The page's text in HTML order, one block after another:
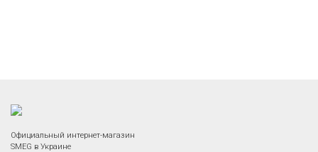
Официальный интернет-магазин
SMEG в Украине